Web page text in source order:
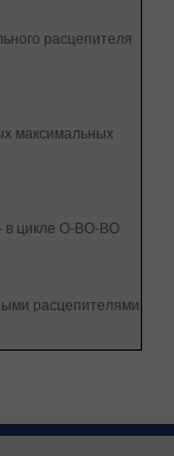
расцепителя
максимальных
в цикле О-ВО-ВО
расцепителями